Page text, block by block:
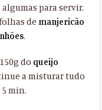
para servir.
de manjericão
.
do queijo
a misturar tudo
min.